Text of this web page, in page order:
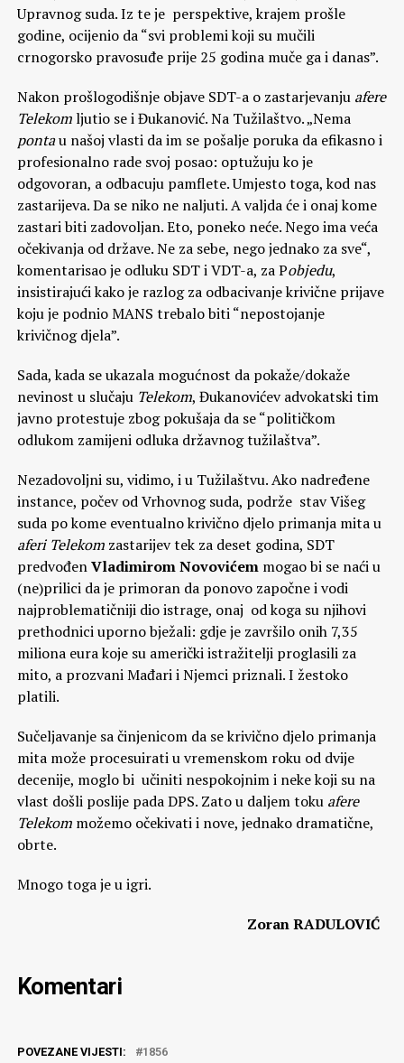
Upravnog suda. Iz te je perspektive, krajem prošle
godine, ocijenio da “svi problemi koji su mučili
crnogorsko pravosuđe prije 25 godina muče ga i danas”.
Nakon prošlogodišnje objave SDT-a o zastarjevanju afere
Telekomljutio se i Đukanović. Na Tužilaštvo. „Nema
pontau našoj vlasti da im se pošalje poruka da efikasno i
profesionalno rade svoj posao: optužuju ko je
odgovoran, a odbacuju pamflete. Umjesto toga, kod nas
zastarijeva. Da se niko ne naljuti. A valjda će i onaj kome
zastari biti zadovoljan. Eto, poneko neće. Nego ima veća
očekivanja od države. Ne za sebe, nego jednako za sve“,
komentarisao je odluku SDT i VDT-a, za Pobjedu,
insistirajući kako je razlog za odbacivanje krivične prijave
koju je podnio MANS trebalo biti “nepostojanje
krivičnog djela”.
Sada, kada se ukazala mogućnost da pokaže/dokaže
nevinost u slučaju Telekom, Đukanovićev advokatski tim
javno protestuje zbog pokušaja da se “političkom
odlukom zamijeni odluka državnog tužilaštva”.
Nezadovoljni su, vidimo, i u Tužilaštvu. Ako nadređene
instance, počev od Vrhovnog suda, podrže stav Višeg
suda po kome eventualno krivično djelo primanja mita u
aferi Telekomzastarijev tek za deset godina, SDT
predvođenVladimirom Novovićemmogao bi se naći u
(ne)prilici da je primoran da ponovo započne i vodi
najproblematičniji dio istrage, onaj od koga su njihovi
prethodnici uporno bježali: gdje je završilo onih 7,35
miliona eura koje su američki istražitelji proglasili za
mito, a prozvani Mađari i Njemci priznali. I žestoko
platili.
Sučeljavanje sa činjenicom da se krivično djelo primanja
mita može procesuirati u vremenskom roku od dvije
decenije, moglo bi učiniti nespokojnim i neke koji su na
vlast došli poslije pada DPS. Zato u daljem toku afere
Telekommožemo očekivati i nove, jednako dramatične,
obrte.
Mnogo toga je u igri.
Zoran RADULOVIĆ
Komentari
POVEZANE VIJESTI: 1856